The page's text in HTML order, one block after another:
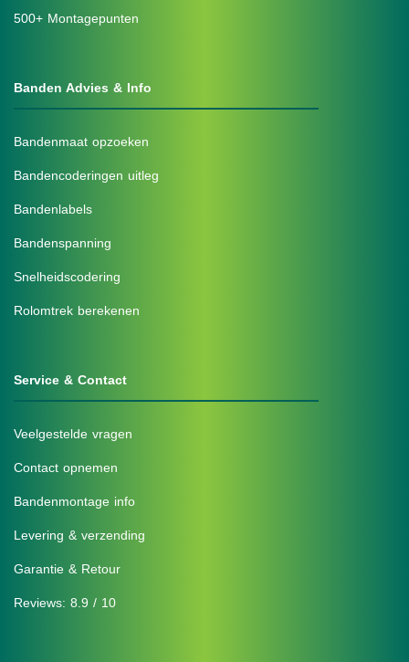
500+ Montagepunten
Banden Advies & Info
Bandenmaat opzoeken
Bandencoderingen uitleg
Bandenlabels
Bandenspanning
Snelheidscodering
Rolomtrek berekenen
Service & Contact
Veelgestelde vragen
Contact opnemen
Bandenmontage info
Levering & verzending
Garantie & Retour
Reviews: 8.9 / 10